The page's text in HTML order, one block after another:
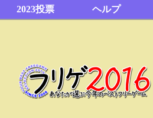
2023投票 ヘルプ